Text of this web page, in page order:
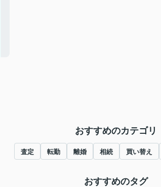
おすすめのカテゴリ
査定 転勤 離婚 相続 買い替え
おすすめのタグ